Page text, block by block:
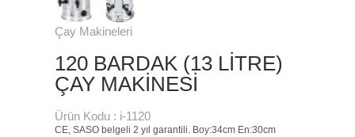
Çay Makineleri
120 BARDAK (13 LITRE)
ÇAY MAKINESI
Ürün Kodu : i-1120
CE, SASO belgeli 2 yıl garantili. Boy:34cm En:30cm